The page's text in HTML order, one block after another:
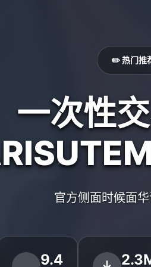
✏️ 热门推
一次性
官方侧面时候面
9.4